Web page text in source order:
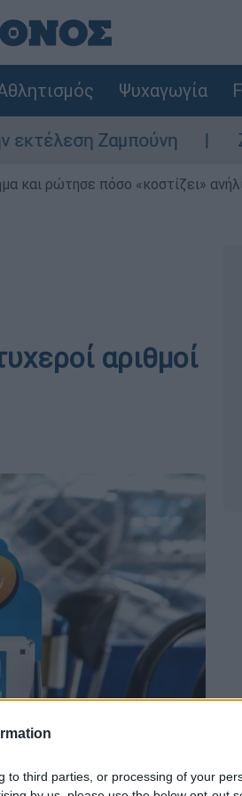
to third parties, or processing of your
Ψυχαγωγία
Ζαμπούνη
και ρώτησε πόσο «κοστίζει»
αριθμοί